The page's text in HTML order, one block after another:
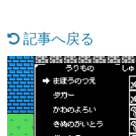
マンガ
女性向け
アプリレビュー
記事へ戻る